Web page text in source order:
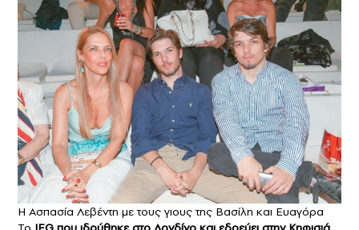
Η Ασπασία Λεβέντη με τους γιους της Βασίλη και Ευαγόρα